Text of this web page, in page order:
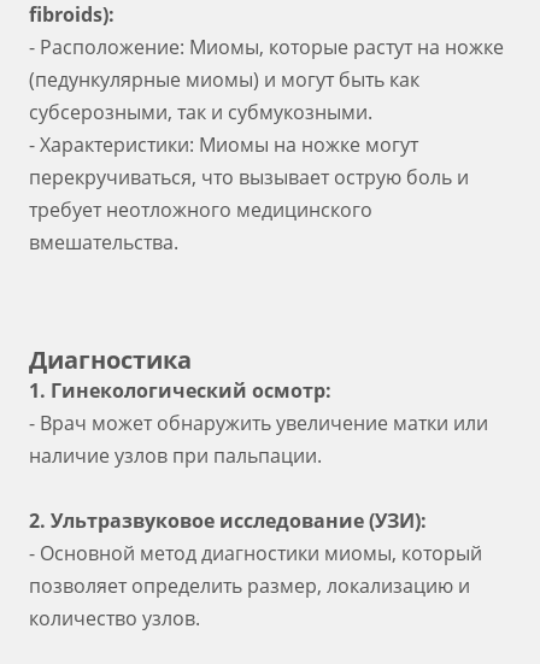
fibroids):
- Расположение: Миомы, которые растут на ножке
(педункулярные миомы) и могут быть как
субсерозными, так и субмукозными.
- Характеристики: Миомы на ножке могут
перекручиваться, что вызывает острую боль и
требует неотложного медицинского
вмешательства.
Диагностика
1. Гинекологический осмотр:
- Врач может обнаружить увеличение матки или
наличие узлов при пальпации.
2. Ультразвуковое исследование (УЗИ):
- Основной метод диагностики миомы, который
позволяет определить размер, локализацию и
количество узлов.